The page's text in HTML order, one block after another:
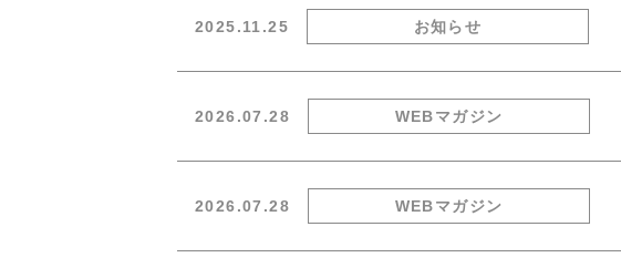
2025.11.25 お知らせ
2026.07.28 WEBマガジン
2026.07.28 WEBマガジン